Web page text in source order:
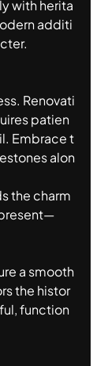
with herita
additi
Renovati
patien
Embrace t
alon
the charm
present—
a smooth
the histor
function